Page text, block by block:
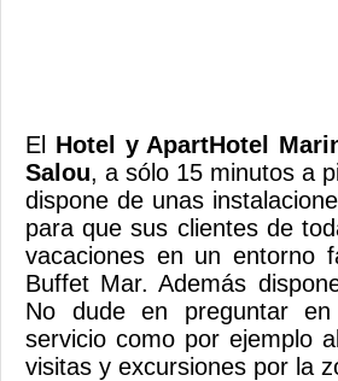
El Hotel y ApartHotel
Salou, a sólo 15 minutos a
dispone de unas
para que sus clientes de
vacaciones en un entorno
Buffet Mar. Además
No dude en preguntar
servicio como por ejemplo
visitas y